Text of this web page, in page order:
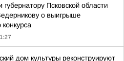
губернатору Псковской области
о выигрыше
конкурса
дом культуры реконструируют